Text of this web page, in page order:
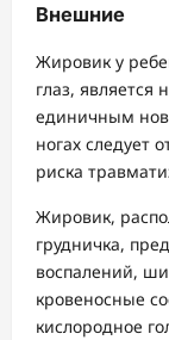
Внешние
Жировик у
глаз, является
единичным
ногах следует
риска
Жировик,
грудничка,
воспалений,
кровеносные
кислородное